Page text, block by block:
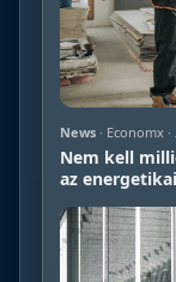
News · Economx
Nem kell
az